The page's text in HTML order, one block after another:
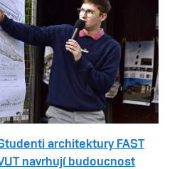
architektury FAST
navrhují budoucnost